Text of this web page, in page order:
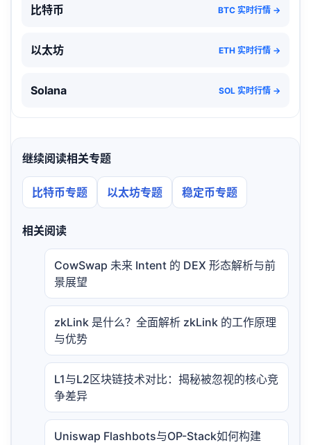
比特币 BTC 实时行情 →
以太坊 ETH 实时行情 →
Solana SOL 实时行情 →
继续阅读相关专题
比特币专题 以太坊专题 稳定币专题
相关阅读
CowSwap 未来 Intent 的 DEX 形态解析与前
景展望
zkLink 是什么？全面解析 zkLink 的工作原理
与优势
L1与L2区块链技术对比：揭秘被忽视的核心竞
争差异
Uniswap Flashbots与OP-Stack如何构建